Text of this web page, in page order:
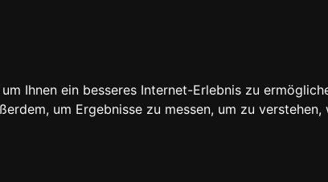
Ihnen ein besseres Internet-Erlebnis zu
um Ergebnisse zu messen, um zu